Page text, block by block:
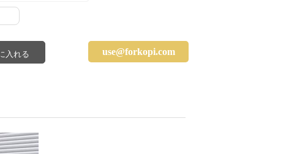
use@forkopi.com